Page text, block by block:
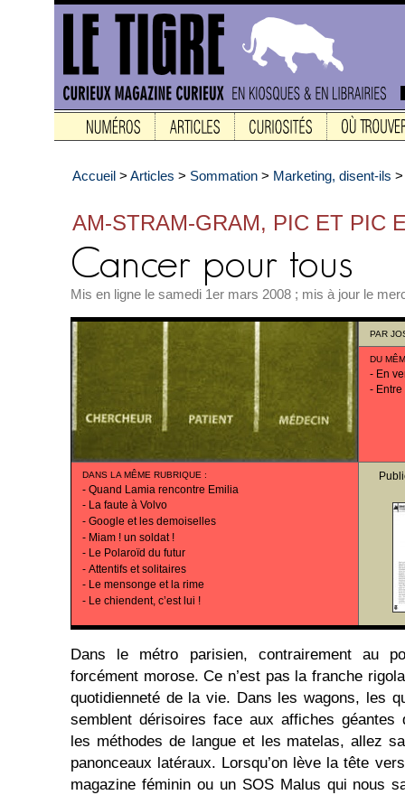
Accueil > Articles > Sommation > Marketing, disent-ils
AM-STRAM-GRAM, PIC ET PIC
Mis en ligne le samedi 1er mars 2008 ; mis à jour le
PAR
DU
- En
-
DANS LA MÊME RUBRIQUE :
- Quand Lamia rencontre Emilia
- La faute à Volvo
- Google et les demoiselles
- Miam ! un soldat !
- Le Polaroïd du futur
- Attentifs et solitaires
- Le mensonge et la rime
- Le chiendent, c’est lui !
Dans le métro parisien, contrairement au
forcément morose. Ce n’est pas la franche
quotidienneté de la vie. Dans les wagons, les
semblent dérisoires face aux affiches géantes
les méthodes de langue et les matelas, allez
panonceaux latéraux. Lorsqu’on lève la tête
magazine féminin ou un SOS Malus qui nous